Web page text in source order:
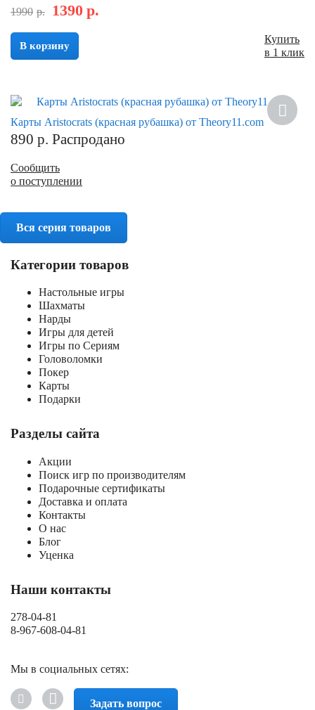
1990 р. 1390 р.
В корзину
Купить
в 1 клик
Карты Aristocrats (красная рубашка) от Theory11.com
890 р. Распродано
Сообщить
о поступлении
Вся серия товаров
Категории товаров
Настольные игры
Шахматы
Нарды
Игры для детей
Игры по Сериям
Головоломки
Покер
Карты
Подарки
Разделы сайта
Акции
Поиск игр по производителям
Подарочные сертификаты
Доставка и оплата
Контакты
О нас
Блог
Уценка
Наши контакты
278-04-81
8-967-608-04-81
Мы в социальных сетях:
Задать вопрос